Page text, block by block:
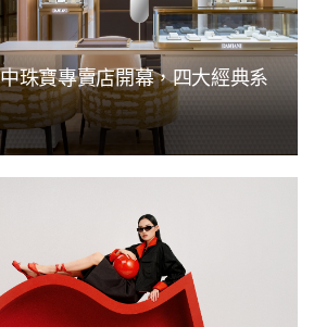
珠寶專賣店開幕，四大經典系